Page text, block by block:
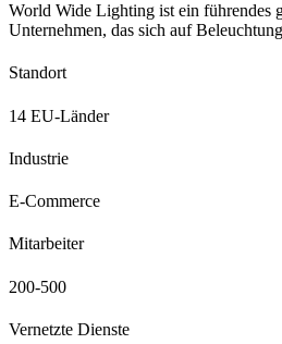
World Wide Lighting ist ein führendes
Unternehmen, das sich auf
Standort
14 EU-Länder
Industrie
E-Commerce
Mitarbeiter
200-500
Vernetzte Dienste